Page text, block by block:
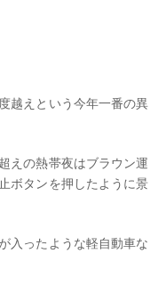
越えという今年一番の異
えの熱帯夜はブラウン運
ボタンを押したように景
入ったような軽自動車な